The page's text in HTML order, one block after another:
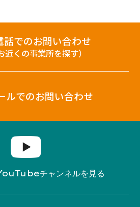
話でのお問い合わせ
近くの事業所を探す）
ルでのお問い合わせ
チャンネルを見る